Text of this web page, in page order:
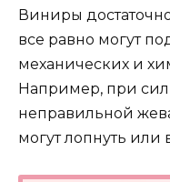
Виниры
все равно могут
механических и
Например, при
неправильной
могут лопнуть или